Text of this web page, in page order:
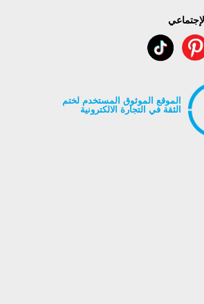
الموقع الموثوق المستخدم لختم
الثقة في التجارة الالكترونية